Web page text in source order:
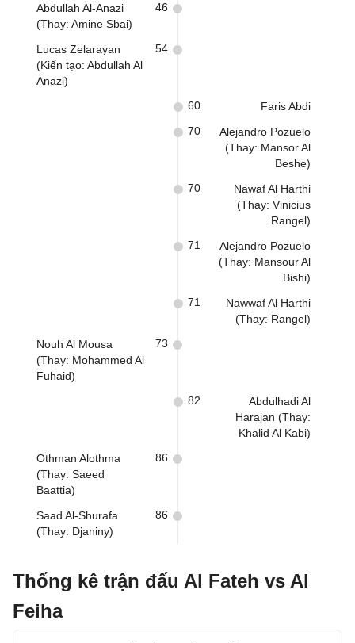
Abdullah Al-Anazi
(Thay: Amine Sbai)
46
Lucas Zelarayan
(Kiến tạo: Abdullah Al
Anazi)
54
Faris Abdi
60
Alejandro Pozuelo
(Thay: Mansor Al
Beshe)
70
Nawaf Al Harthi
(Thay: Vinicius
Rangel)
70
Alejandro Pozuelo
(Thay: Mansour Al
Bishi)
71
Nawwaf Al Harthi
(Thay: Rangel)
71
Nouh Al Mousa
(Thay: Mohammed Al
Fuhaid)
73
Abdulhadi Al
Harajan (Thay:
Khalid Al Kabi)
82
Othman Alothma
(Thay: Saeed
Baattia)
86
Saad Al-Shurafa
(Thay: Djaniny)
86
Thống kê trận đấu Al Fateh vs Al
Feiha